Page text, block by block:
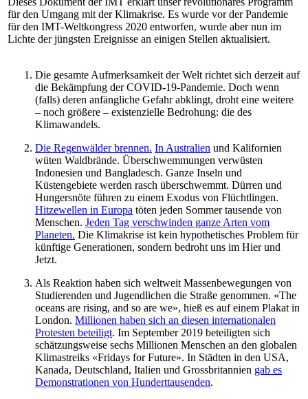
für den Umgang mit der Klimakrise. Es wurde vor der Pandemie
für den IMT-Weltkongress 2020 entworfen, wurde aber nun im
Lichte der jüngsten Ereignisse an einigen Stellen aktualisiert.
Die gesamte Aufmerksamkeit der Welt richtet sich derzeit auf
die Bekämpfung der COVID-19-Pandemie. Doch wenn
(falls) deren anfängliche Gefahr abklingt, droht eine weitere
– noch größere – existenzielle Bedrohung: die des
Klimawandels.
Die Regenwälder brennen. In Australien und Kalifornien
wüten Waldbrände. Überschwemmungen verwüsten
Indonesien und Bangladesch. Ganze Inseln und
Küstengebiete werden rasch überschwemmt. Dürren und
Hungersnöte führen zu einem Exodus von Flüchtlingen.
Hitzewellen in Europa töten jeden Sommer tausende von
Menschen. Jeden Tag verschwinden ganze Arten vom
Planeten. Die Klimakrise ist kein hypothetisches Problem für
künftige Generationen, sondern bedroht uns im Hier und
Jetzt.
Als Reaktion haben sich weltweit Massenbewegungen von
Studierenden und Jugendlichen die Straße genommen. «The
oceans are rising, and so are we», hieß es auf einem Plakat in
London. Millionen haben sich an diesen internationalen
Protesten beteiligt. Im September 2019 beteiligten sich
schätzungsweise sechs Millionen Menschen an den globalen
Klimastreiks «Fridays for Future». In Städten in den USA,
Kanada, Deutschland, Italien und Grossbritannien gab es
Demonstrationen von Hunderttausenden.